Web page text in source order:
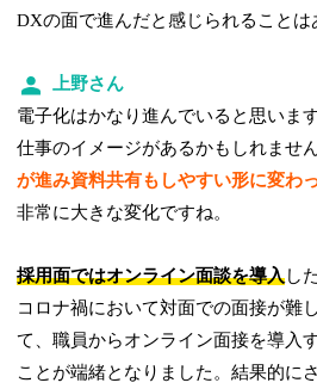
DXの面で進んだと感じられることは
上野さん
電子化はかなり進んでいると思いま
仕事のイメージがあるかもしれませ
が進み資料共有もしやすい形に変わ
非常に大きな変化ですね。
採用面ではオンライン面談を導入し
コロナ禍において対面での面接が難
て、職員からオンライン面接を導入
ことが端緒となりました。結果的に